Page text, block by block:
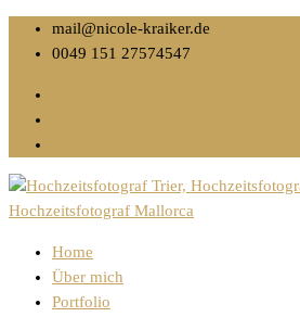
mail@nicole-kraiker.de
0049 151 27574547
Home
Über mich
Portfolio